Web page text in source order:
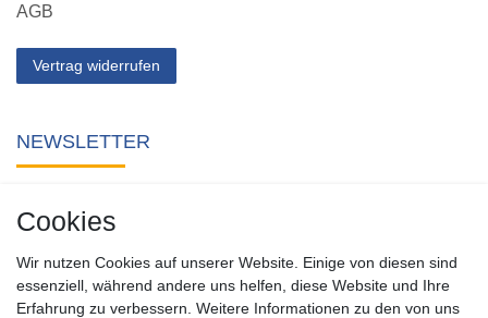
AGB
Vertrag widerrufen
NEWSLETTER
Sie keine Neuigkeit oder Aktion aus unserem Shop.
Zum Newsletter anmelden
Cookies
Wir nutzen Cookies auf unserer Website. Einige von diesen sind
essenziell, während andere uns helfen, diese Website und Ihre
Erfahrung zu verbessern. Weitere Informationen zu den von uns